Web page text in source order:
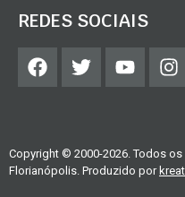
REDES SOCIAIS
Copyright © 2000-2026. Todos
Florianópolis. Produzido por